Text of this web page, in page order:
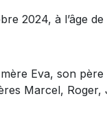
2024, à l’âge
Eva, son
Marcel, Roger,